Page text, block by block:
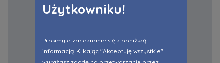
Użytkowniku!
Prosimy o zapoznanie się z poniższą
informacją. Klikając "Akceptuję wszystkie"